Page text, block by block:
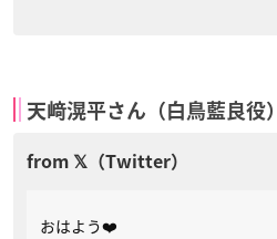
天﨑滉平さん（白鳥藍良役）
おはよう❤️